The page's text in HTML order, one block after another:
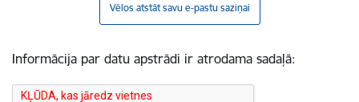
Vēlos atstāt savu e-pastu saziņai
Informācija par datu apstrādi ir atrodama sadaļā: